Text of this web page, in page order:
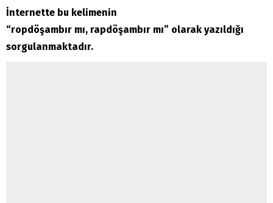
İnternette bu kelimenin
“ropdöşambır mı, rapdöşambır mı” olarak yazıldığı
sorgulanmaktadır.